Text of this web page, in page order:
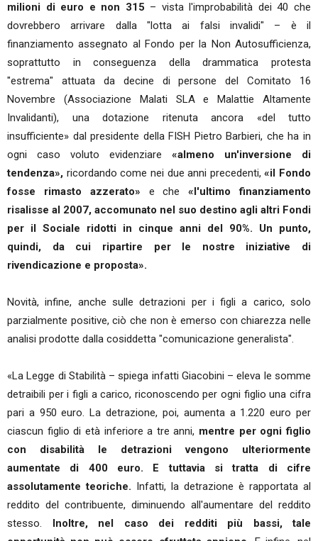
milioni di euro e non 315 – vista l'improbabilità dei 40 che
dovrebbero arrivare dalla "lotta ai falsi invalidi" – è il
finanziamento assegnato al Fondo per la Non Autosufficienza,
soprattutto in conseguenza della drammatica protesta
"estrema" attuata da decine di persone del Comitato 16
Novembre (Associazione Malati SLA e Malattie Altamente
Invalidanti), una dotazione ritenuta ancora «del tutto
insufficiente» dal presidente della FISH Pietro Barbieri, che ha in
ogni caso voluto evidenziare «almeno un'inversione di
tendenza», ricordando come nei due anni precedenti,«il Fondo
fosse rimasto azzerato» e che«l'ultimo finanziamento
risalisse al 2007, accomunato nel suo destino agli altri Fondi
per il Sociale ridotti in cinque anni del 90%. Un punto,
quindi, da cui ripartire per le nostre iniziative di
rivendicazione e proposta».
Novità, infine, anche sulle detrazioni per i figli a carico, solo
parzialmente positive, ciò che non è emerso con chiarezza nelle
analisi prodotte dalla cosiddetta "comunicazione generalista".
«La Legge di Stabilità – spiega infatti Giacobini – eleva le somme
detraibili per i figli a carico, riconoscendo per ogni figlio una cifra
pari a 950 euro. La detrazione, poi, aumenta a 1.220 euro per
ciascun figlio di età inferiore a tre anni, mentre per ogni figlio
con disabilità le detrazioni vengono ulteriormente
aumentate di 400 euro. E tuttavia si tratta di cifre
assolutamente teoriche. Infatti, la detrazione è rapportata al
reddito del contribuente, diminuendo all'aumentare del reddito
stesso. Inoltre, nel caso dei redditi più bassi, tale